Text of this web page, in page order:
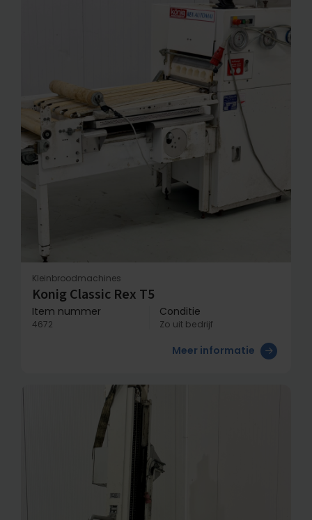
Kleinbroodmachines
Konig Classic Rex T5
Item nummer
4672
Conditie
Zo uit bedrijf
Meer informatie